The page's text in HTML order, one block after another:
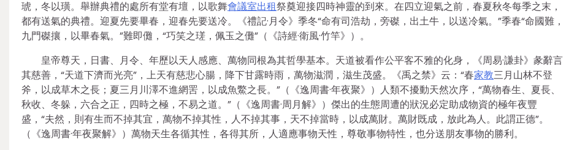
琥，冬以璜。舉辦典禮的處所有堂有壇，以歌舞會議室出租祭奠迎接四時神靈的到來。在四立迎氣之前，春夏秋冬每季之末，
都有送氣的典禮。迎夏先要畢春，迎春先要送冷。《禮記·月令》季冬“命有司浩劫，旁磔，出土牛，以送冷氣。”季春“命國難，
九門磔攘，以畢春氣。”難即儺，“巧笑之瑳，佩玉之儺”（《詩經·衛風·竹竿》）。
皇帝尊天，日書、月令、年歷以天人感應、萬物同根為其哲學基本。天道被看作公平客不雅的化身，《周易·謙卦》彖辭言
其慈善，“天道下濟而光亮”，上天有慈悲心腸，降下甘露時雨，萬物滋潤，滋生茂盛。《禹之禁》云：“春家教三月山林不登
斧，以成草木之長；夏三月川澤不進網罟，以成魚鱉之長。”（《逸周書·年夜聚》）人類不擾動天然次序，“萬物春生、夏長、
秋收、冬躲，六合之正，四時之極，不易之道。”（《逸周書·周月解》）傑出的生態周遭的狀況必定助成物資的極年夜豐
盛，“夫然，則有生而不掉其宜，萬物不掉其性，人不掉其事，天不掉當時，以成萬財。萬財既成，放此為人。此謂正德”。
（《逸周書·年夜聚解》）萬物天生各循其性，各得其所，人適應事物天性，尊敬事物特性，也分送朋友事物的勝利。